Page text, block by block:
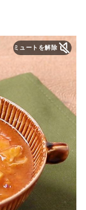
ミュートを解除